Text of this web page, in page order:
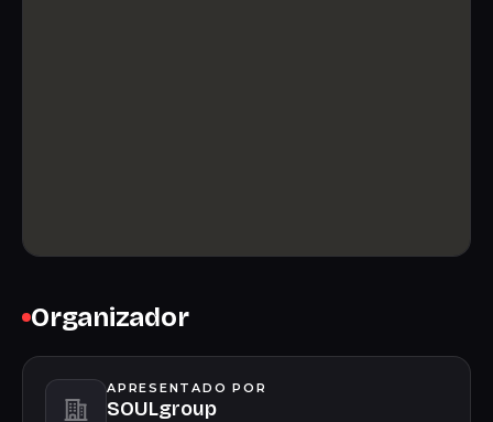
Organizador
APRESENTADO POR
SOULgroup